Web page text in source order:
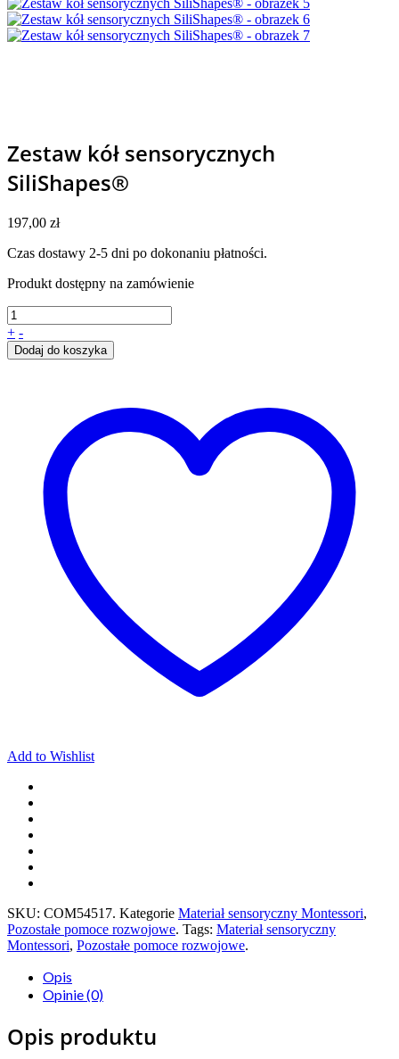
Zestaw kół sensorycznych
SiliShapes®
197,00 zł
Czas dostawy 2-5 dni po dokonaniu płatności.
Produkt dostępny na zamówienie
+ -
Dodaj do koszyka
Add to Wishlist
SKU: COM54517. Kategorie Materiał sensoryczny Montessori,
Pozostałe pomoce rozwojowe. Tags: Materiał sensoryczny
Montessori, Pozostałe pomoce rozwojowe.
Opis
Opinie (0)
Opis produktu